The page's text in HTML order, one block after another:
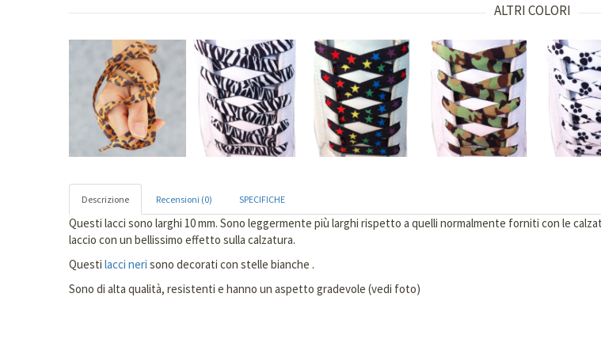
ALTRI COLORI
Descrizione Recensioni (0) SPECIFICHE
Questi lacci sono larghi 10 mm. Sono leggermente più larghi rispetto a quelli normalmente forniti con le
laccio con un bellissimo effetto sulla calzatura.
Questi lacci neri sono decorati con stelle bianche .
Sono di alta qualità, resistenti e hanno un aspetto gradevole (vedi foto)